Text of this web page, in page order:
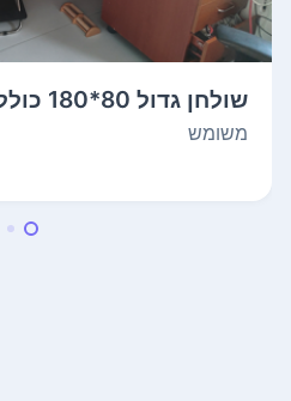
שולחן גדול 80*180 כולל מגירות צד
משומש